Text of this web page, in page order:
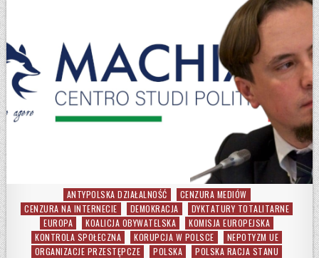
Posted in
ANTYPOLSKA DZIAŁALNOŚĆ
CENZURA MEDIÓW
CENZURA NA INTERNECIE
DEMOKRACJA
DYKTATURY TOTALITARNE
EUROPA
KOALICJA OBYWATELSKA
KOMISJA EUROPEJSKA
KONTROLA SPOŁECZNA
KORUPCJA W POLSCE
NEPOTYZM UE
ORGANIZACJE PRZESTĘPCZE
POLSKA
POLSKA RACJA STANU